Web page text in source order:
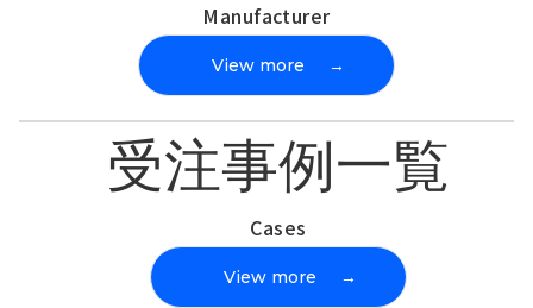
Manufacturer
View more →
受注事例一覧
Cases
View more →